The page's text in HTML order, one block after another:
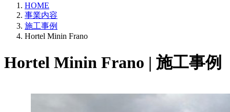
HOME
事業内容
施工事例
Hortel Minin Frano
Hortel Minin Frano | 施工事例